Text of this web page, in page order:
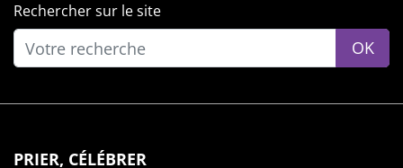
Rechercher sur le site
OK
PRIER, CÉLÉBRER